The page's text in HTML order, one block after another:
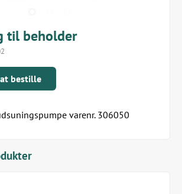
til beholder
bestille
varenr. 306050